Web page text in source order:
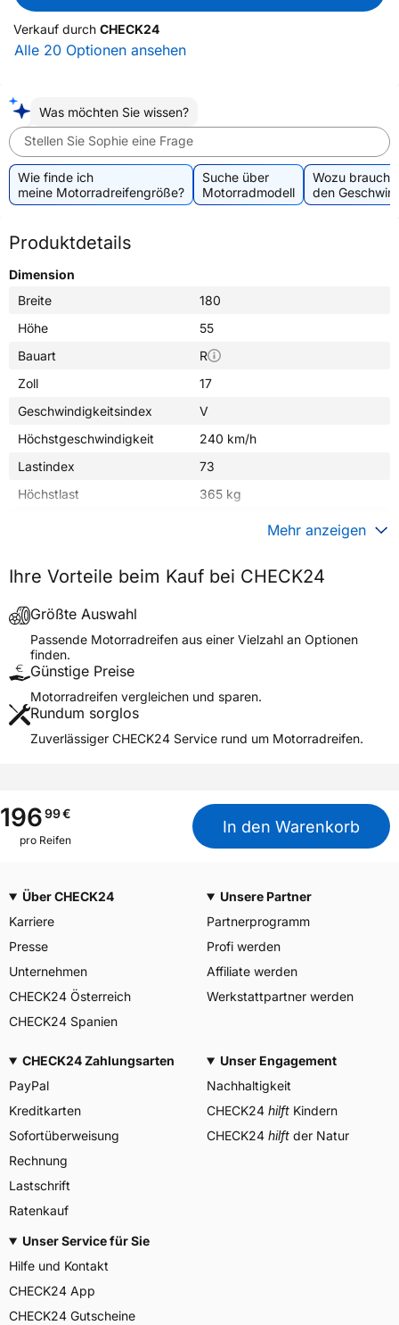
Verkauf durch CHECK24
Alle 20 Optionen ansehen
Was möchten Sie wissen?
Stellen Sie Sophie eine Frage
Wie finde ich
meine Motorradreifengröße?
Suche über
Motorradmodell
Wozu
den
Produktdetails
Dimension
Breite
180
Höhe
55
Bauart
R
Zoll
17
Geschwindigkeitsindex
V
Höchstgeschwindigkeit
240 km/h
Lastindex
73
Höchstlast
365 kg
Fahrzeugtyp
Motorrad
Verwendung
Modellname
ANAKEE ADVENTURE REAR
Reifenposition
Motorradtyp
Adventure
Weitere Eigenschaften
M+S
Ja
Motorrad Kennzeichnung
M/C
Allgemeine Produktsicherheit (GPSR)
Herstellerkontakt
MANUFACTURE FRANCAISE
DES PNEUMATIQUES
MICHELIN, place des
Carmes-Déchaux 23 63000
contact@tc.michelin.eu
Mehr anzeigen
Ihre Vorteile beim Kauf bei CHECK24
Größte Auswahl
Passende Motorradreifen aus einer Vielzahl an Optionen
finden.
Günstige Preise
Motorradreifen vergleichen und sparen.
Rundum sorglos
Zuverlässiger CHECK24 Service rund um Motorradreifen.
19699€
pro Reifen
In den Warenkorb
Über CHECK24
Karriere
Presse
Unternehmen
CHECK24 Österreich
CHECK24 Spanien
Unsere Partner
Partnerprogramm
Profi werden
Affiliate werden
Werkstattpartner werden
CHECK24 Zahlungsarten
PayPal
Kreditkarten
Sofortüberweisung
Rechnung
Lastschrift
Ratenkauf
Unser Engagement
Nachhaltigkeit
CHECK24 hilft Kindern
CHECK24 hilft der Natur
Unser Service für Sie
Hilfe und Kontakt
CHECK24 App
CHECK24 Gutscheine